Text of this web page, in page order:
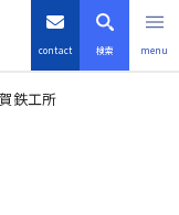
contact 検索 menu
鉄工所